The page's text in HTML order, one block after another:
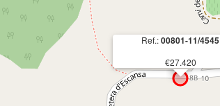
Ref.:00801-11/4545
€27.420